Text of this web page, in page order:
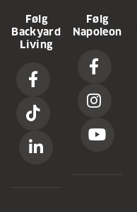
Følg
Backyard
Living
Følg
Napoleon